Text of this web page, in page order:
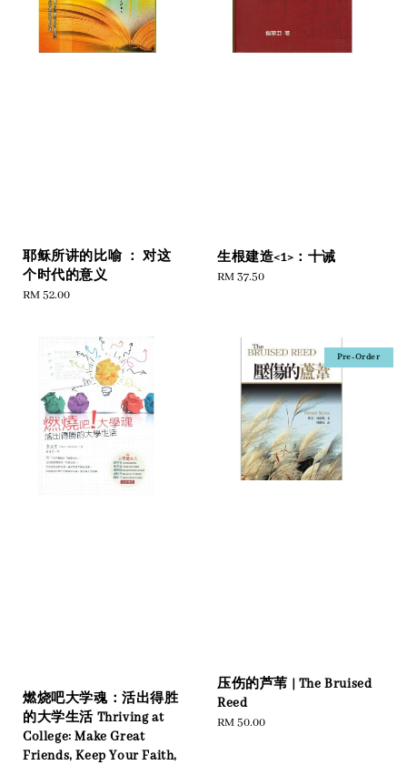
耶稣所讲的比喻 ： 对这
个时代的意义
Regular
RM 52.00
生根建造<1>：十诫
Regular
RM 37.50
燃烧吧大学魂：活出得胜
的大学生活 Thriving at
College: Make Great
Friends, Keep Your Faith,
Pre-Order
压伤的芦苇 | The Bruised
Reed
Regular
RM 50.00